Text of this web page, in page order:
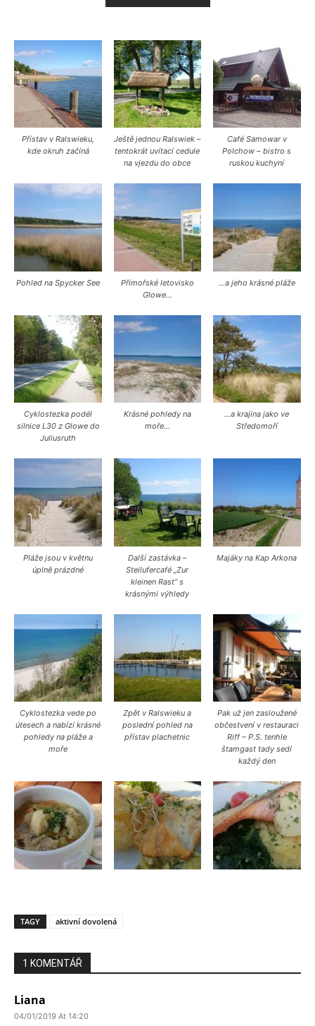
Přístav v Ralswieku,
kde okruh začíná
Ještě jednou Ralswiek –
tentokrát uvítací cedule
na vjezdu do obce
Café Samowar v
Polchow – bistro s
ruskou kuchyní
Pohled na Spycker See
Přímořské letovisko
Glowe…
…a jeho krásné pláže
Cyklostezka podél
silnice L30 z Glowe do
Juliusruth
Krásné pohledy na
moře…
…a krajina jako ve
Středomoří
Pláže jsou v květnu
úplně prázdné
Další zastávka –
Steilufercafé „Zur
kleinen Rast“ s
krásnými výhledy
Majáky na Kap Arkona
Cyklostezka vede po
útesech a nabízí krásné
pohledy na pláže a
moře
Zpět v Ralswieku a
poslední pohled na
přístav plachetnic
Pak už jen zasloužené
občestvení v restauraci
Riff – P.S. tenhle
štamgast tady sedí
každý den
TAGY aktivní dovolená
1 KOMENTÁŘ
Liana
04/01/2019 At 14:20